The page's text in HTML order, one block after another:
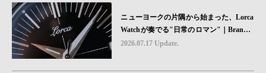
ニューヨークの片隅から始まった、Lorca
Watchが奏でる"日常のロマン"｜Brand P
icks #08
2026.07.17 Update.